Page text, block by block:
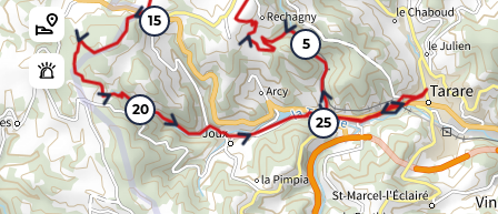
5
15
20
25